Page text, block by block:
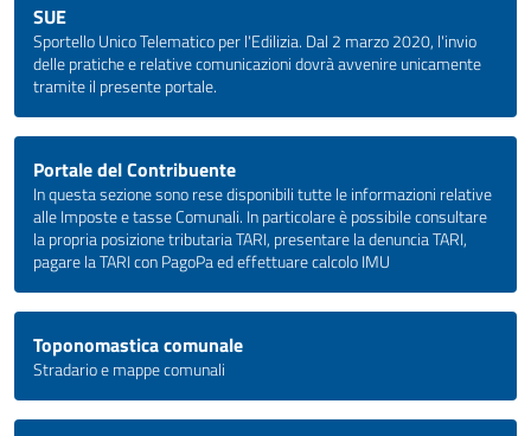
SUE
Sportello Unico Telematico per l'Edilizia. Dal 2 marzo 2020, l'invio
delle pratiche e relative comunicazioni dovrà avvenire unicamente
tramite il presente portale.
Portale del Contribuente
In questa sezione sono rese disponibili tutte le informazioni relative
alle Imposte e tasse Comunali. In particolare è possibile consultare
la propria posizione tributaria TARI, presentare la denuncia TARI,
pagare la TARI con PagoPa ed effettuare calcolo IMU
Toponomastica comunale
Stradario e mappe comunali